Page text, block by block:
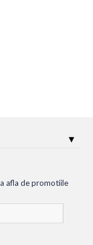
afla de promotiile